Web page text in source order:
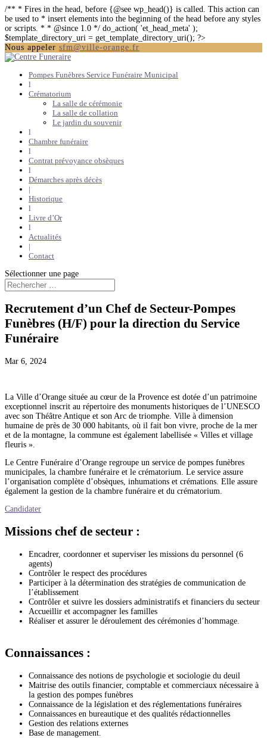
/** * Fires in the head, before {@see wp_head()} is called. This action can
be used to * insert elements into the beginning of the head before any styles
or scripts. * * @since 1.0 */ do_action( 'et_head_meta' );
$template_directory_uri = get_template_directory_uri(); ?>
Nous appeler sfm@ville-orange.fr
Pompes Funèbres Service Funéraire Municipal
l
Crématorium
La salle de cérémonie
La salle de collation
Le jardin du souvenir
l
Chambre funéraire
l
Contrat prévoyance obsèques
l
Démarches après décès
|
Historique
l
Livre d’Or
l
Actualités
|
Contact
Sélectionner une page
Recrutement d’un Chef de Secteur-Pompes
Funèbres (H/F) pour la direction du Service
Funéraire
Mar 6, 2024
La Ville d’Orange située au cœur de la Provence est dotée d’un patrimoine
exceptionnel inscrit au répertoire des monuments historiques de l’UNESCO
avec son Théâtre Antique et son Arc de triomphe. Ville à dimension
humaine de près de 30 000 habitants, où il fait bon vivre, proche de la mer
et de la montagne, la commune est également labellisée « Villes et village
fleuris ».
Le Centre Funéraire d’Orange regroupe un service de pompes funèbres
municipales, la chambre funéraire et le crématorium. Le service assure
l’organisation complète d’obsèques, inhumations et crémations. Elle assure
également la gestion de la chambre funéraire et du crématorium.
Candidater
Missions chef de secteur :
Encadrer, coordonner et superviser les missions du personnel (6
agents)
Contrôler le respect des procédures
Participer à la détermination des stratégies de communication de
l’établissement
Contrôler et suivre les dossiers administratifs et financiers du secteur
Accueillir et accompagner les familles
Réaliser et assurer le déroulement des cérémonies d’hommage.
Connaissances :
Connaissance des notions de psychologie et sociologie du deuil
Maitrise des outils financier, comptable et commerciaux nécessaire à
la gestion des pompes funèbres
Connaissance de la législation et des réglementations funéraires
Connaissances en bureautique et des qualités rédactionnelles
Gestion des relations externes
Base de management.